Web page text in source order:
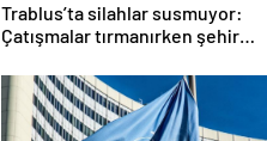
Trablus’ta silahlar susmuyor:
Çatışmalar tırmanırken şehir